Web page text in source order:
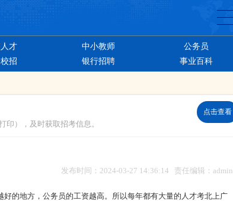
才 中小教师
公务员
招 银行招聘 事业百科
印），及时获取招考信息。
点击查看
发布时间：2024-03-27 14:36:14 责任编辑：admin
的地方，公务员的工资越高。所以每年都有大量的人才考北上广